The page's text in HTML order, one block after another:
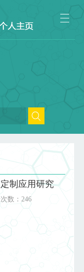
制应用研究
数： 246